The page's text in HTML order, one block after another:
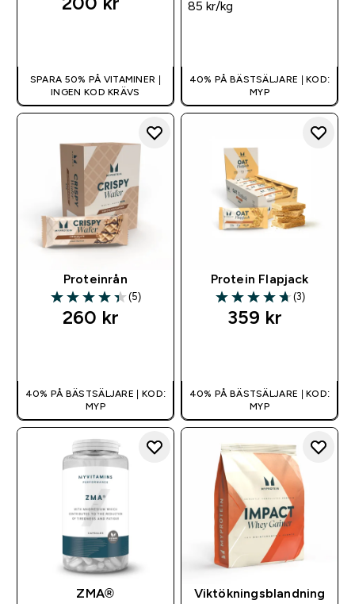
SPARA 50% PÅ VITAMINER |
INGEN KOD KRÄVS
85 kr‎/kg
40% PÅ BÄSTSÄLJARE | KOD:
MYP
Proteinrån
4.4 out of 5 stars
(5)
260 kr‎
40% PÅ BÄSTSÄLJARE | KOD:
MYP
Protein Flapjack
4.67 out of 5 stars
(3)
359 kr‎
40% PÅ BÄSTSÄLJARE | KOD:
MYP
ZMA®
Viktökningsblandning